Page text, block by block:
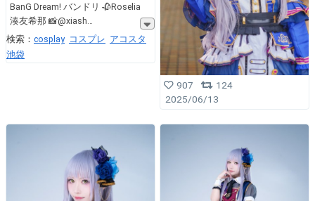
BanG Dream! バンドリ 🥀Roselia
湊友希那 📸@xiash
検索： cosplay コスプレ アコスタ
池袋
907
124
2025/06/13